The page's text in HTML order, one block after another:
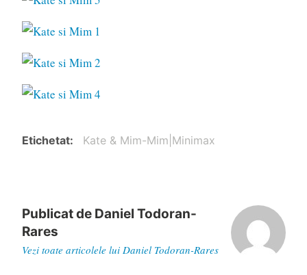
Etichetat Kate & Mim-Mim|Minimax
Publicat de Daniel Todoran-
Rares
Vezi toate articolele lui Daniel Todoran-Rares